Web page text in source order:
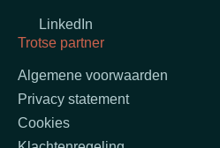
LinkedIn
Trotse partner
Algemene voorwaarden
Privacy statement
Cookies